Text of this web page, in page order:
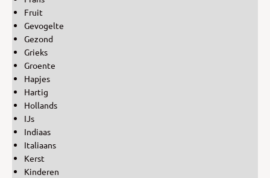
Fruit
Gevogelte
Gezond
Grieks
Groente
Hapjes
Hartig
Hollands
IJs
Indiaas
Italiaans
Kerst
Kinderen